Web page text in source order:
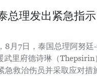
总理发出紧急指示
8月7日，泰国总理阿努廷
里府德诗琳（Thepsirin
救治伤员并采取应对措